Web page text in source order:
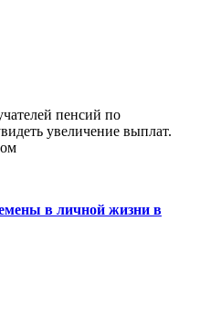
пенсий по
увеличение выплат.
в личной жизни в